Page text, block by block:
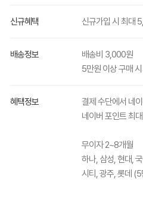
신규혜택 신규가입 시 최대
배송정보
배송비 3,000원
5만원 이상 구매
혜택정보
결제 수단에서 네
네이버 포인트 최
무이자 2~8개월
하나, 삼성, 현대,
시티, 광주, 롯데